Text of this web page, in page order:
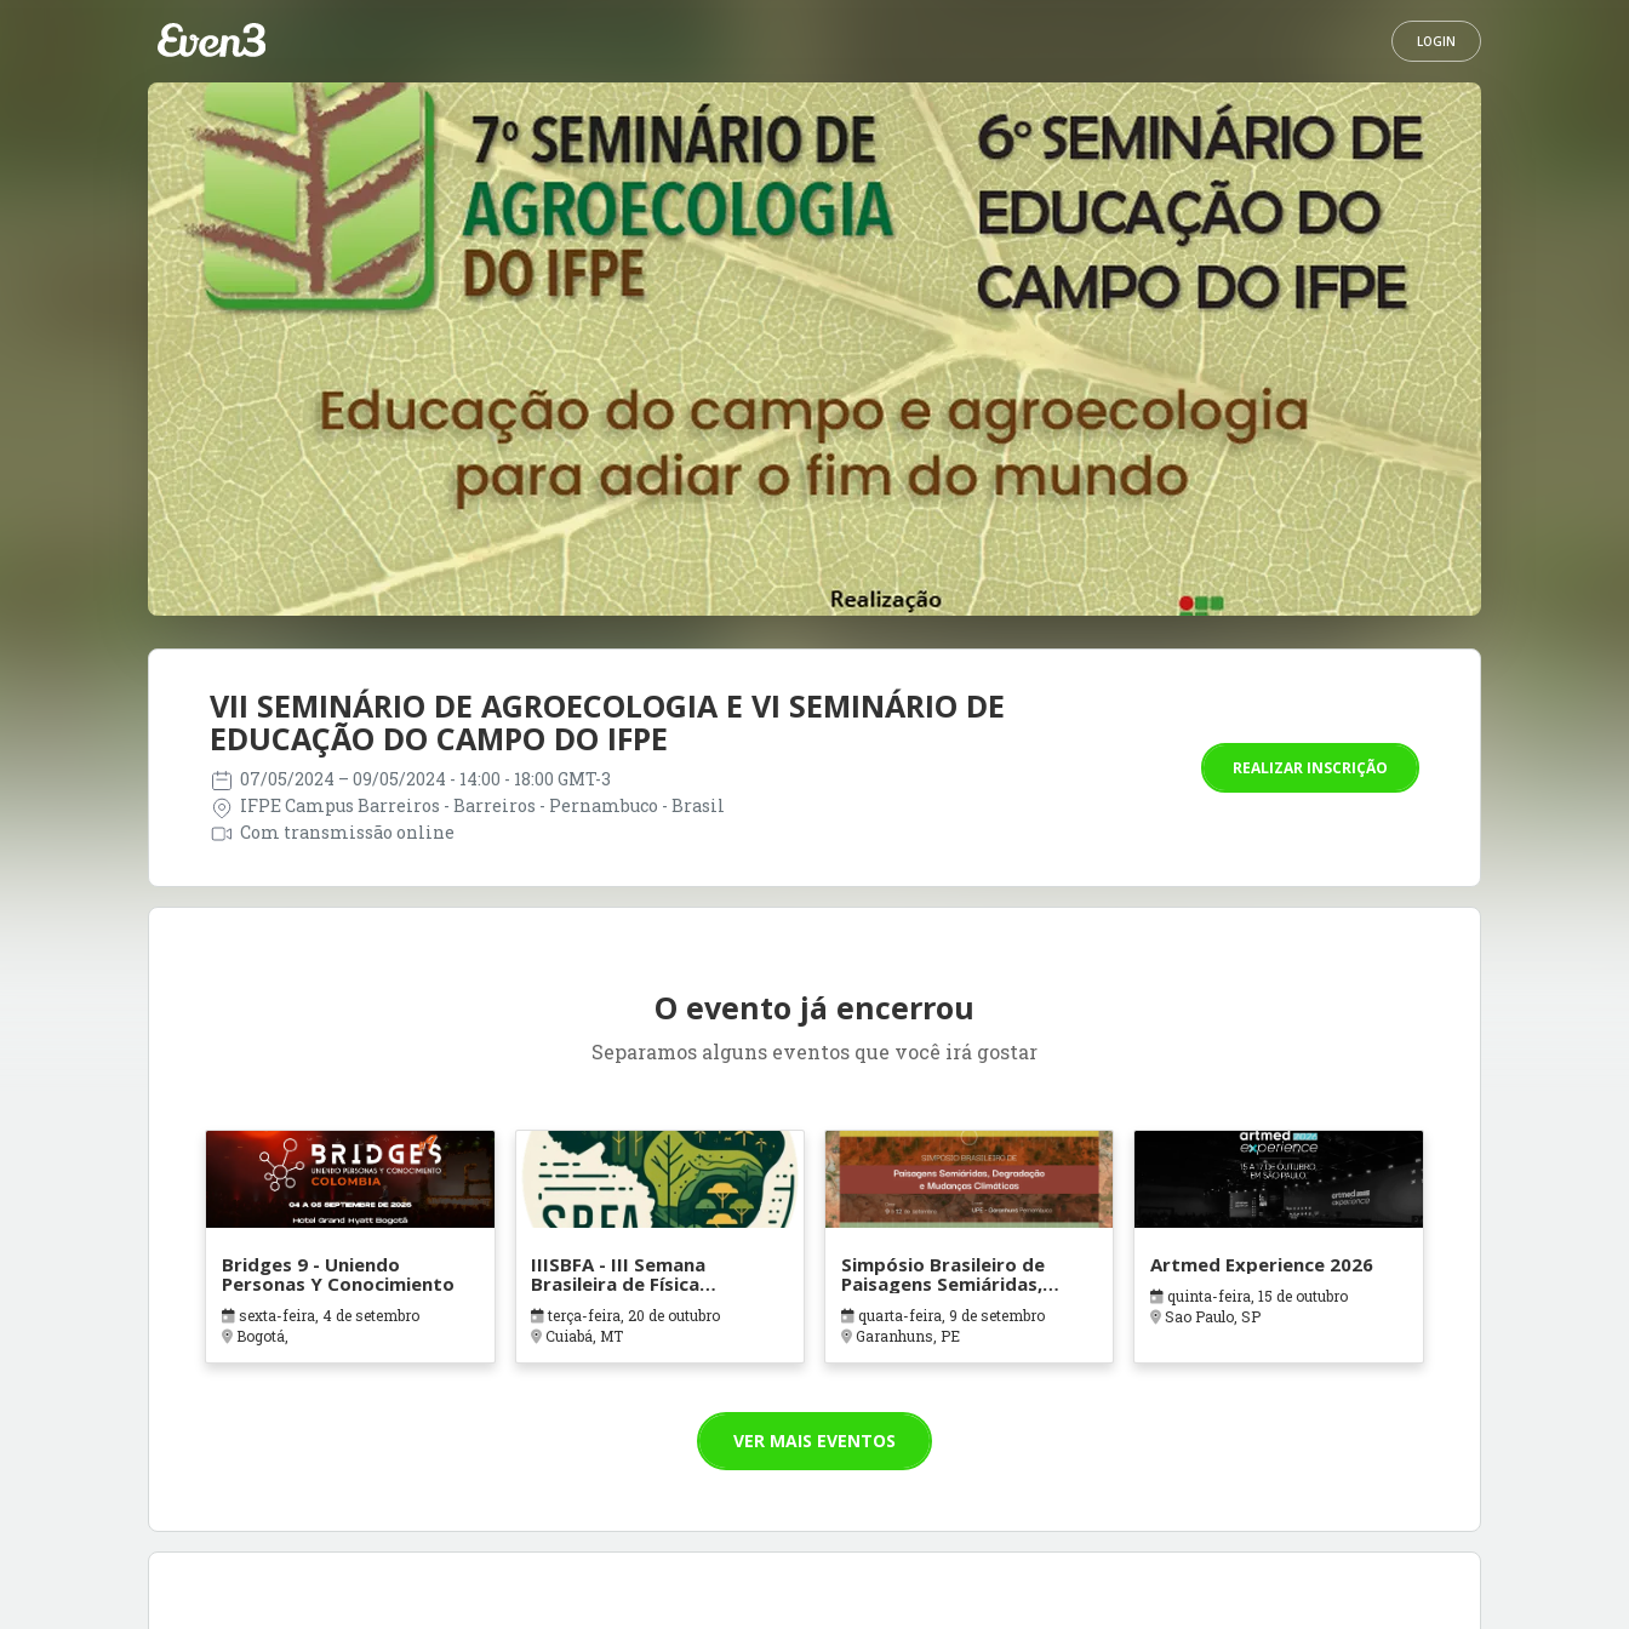
LOGIN
VII SEMINÁRIO DE AGROECOLOGIA E VI SEMINÁRIO DE
EDUCAÇÃO DO CAMPO DO IFPE
07/05/2024 – 09/05/2024 - 14:00 - 18:00 GMT-3
IFPE Campus Barreiros - Barreiros - Pernambuco - Brasil
Com transmissão online
REALIZAR INSCRIÇÃO
O evento já encerrou
Separamos alguns eventos que você irá gostar
Bridges 9 - Uniendo
Personas Y Conocimiento
sexta-feira, 4 de setembro
Bogotá,
IIISBFA - III Semana
Brasileira de Física
Ambiental e I Workshop
Internacional de Física
Ambiental
terça-feira, 20 de outubro
Cuiabá, MT
Simpósio Brasileiro de
Paisagens Semiáridas,
Degradação e Mudanças
Climáticas
quarta-feira, 9 de setembro
Garanhuns, PE
Artmed Experience 2026
quinta-feira, 15 de outubro
Sao Paulo, SP
VER MAIS EVENTOS